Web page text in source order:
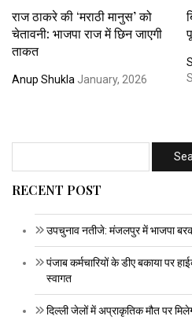
राज ठाकरे की ‘मराठी मानुस’ को
चेतावनी: भाजपा राज में छिन जाएगी
ताकत
Anup Shukla January, 2026
RECENT POST
उपचुनाव नतीजे: मंजलपुर में भाजपा
पंजाब कर्मचारियों के डीए बकाया पर
स्वागत
दिल्ली जेलों में अप्राकृतिक मौत पर